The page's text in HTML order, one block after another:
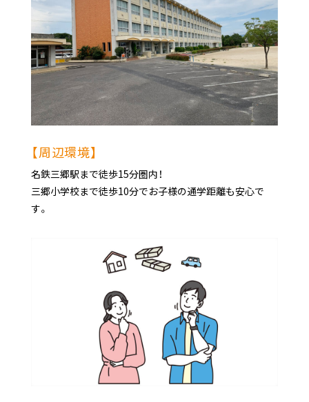
【周辺環境】
名鉄三郷駅まで徒歩15分圏内！
三郷小学校まで徒歩10分でお子様の通学距離も安心で
す。